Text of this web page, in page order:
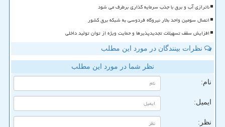
ناترازی آب و برق با جذب سرمایه گذاری برطرف می شود
اتصال سومین واحد بخار نیروگاه فردوسی به شبکه برق کشور
افزایش سقف تسهیلات تجدیدپذیرها و حمایت ویژه از توان تولید داخلی
نظرات بینندگان در مورد این مطلب
نظر شما در مورد این مطلب
نام:
ایمیل:
نظر: